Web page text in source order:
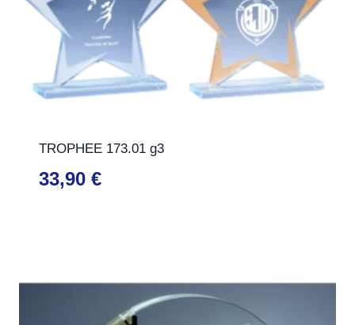
TROPHEE 173.01 g3
33,90 €